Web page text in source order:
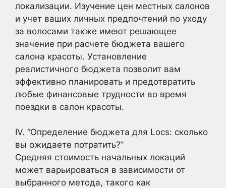
локализации. Изучение цен местных салонов
и учет ваших личных предпочтений по уходу
за волосами также имеют решающее
значение при расчете бюджета вашего
салона красоты. Установление
реалистичного бюджета позволит вам
эффективно планировать и предотвратить
любые финансовые трудности во время
поездки в салон красоты.
IV. “Определение бюджета для Locs: сколько
вы ожидаете потратить?”
Средняя стоимость начальных локаций
может варьироваться в зависимости от
выбранного метода, такого как